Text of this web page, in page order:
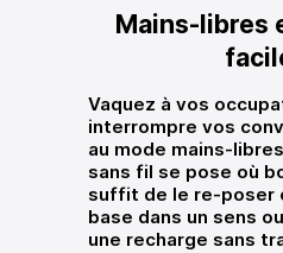
Mains-libres
Vaquez à vos
interrompre vos
au mode mains-
sans fil se pose où
suffit de le re-poser
base dans un sens
une recharge sans